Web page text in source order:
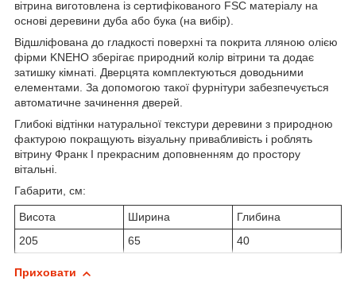
вітрина виготовлена із сертифікованого FSC матеріалу на
основі деревини дуба або бука (на вибір).
Відшліфована до гладкості поверхні та покрита лляною олією
фірми KNEHO зберігає природний колір вітрини та додає
затишку кімнаті. Дверцята комплектуються доводьними
елементами. За допомогою такої фурнітури забезпечується
автоматичне зачинення дверей.
Глибокі відтінки натуральної текстури деревини з природною
фактурою покращують візуальну привабливість і роблять
вітрину Франк I прекрасним доповненням до простору
вітальні.
Габарити, см:
Висота Ширина
Глибина
205
65 40
Приховати